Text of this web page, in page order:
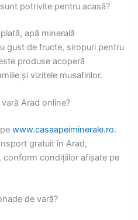
potrivite pentru acasă?
apă minerală
gust de fructe, siropuri pentru
produse acoperă
și vizitele musafirilor.
Arad online?
pewww.casaapeiminerale.ro.
gratuit în Arad,
conform condițiilor afișate pe
de vară?